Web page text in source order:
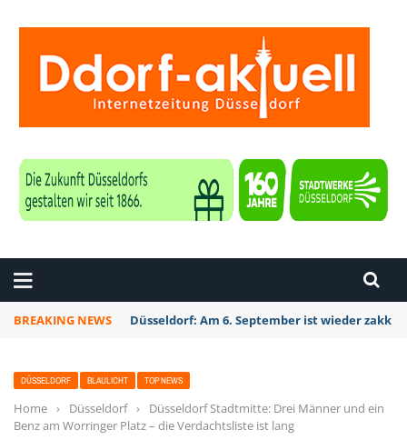
BREAKING NEWS Düsseldorf: Am 6. September ist wieder zakk
DÜSSELDORF BLAULICHT TOP NEWS
Home › Düsseldorf ›
Düsseldorf Stadtmitte: Drei Männer und ein
Benz am Worringer Platz – die Verdachtsliste ist lang